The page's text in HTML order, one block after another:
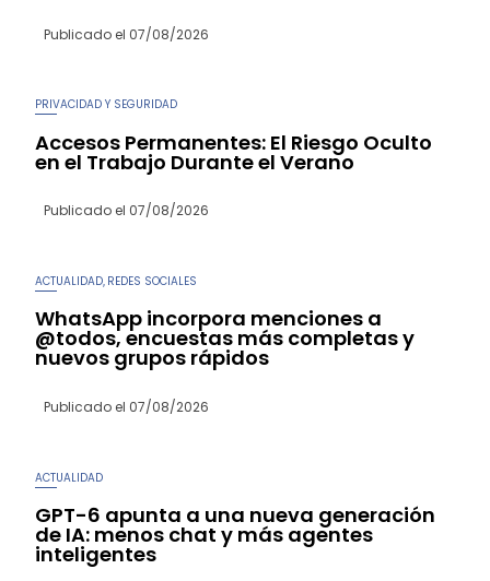
Publicado el 07/08/2026
PRIVACIDAD Y SEGURIDAD
Accesos Permanentes: El Riesgo Oculto
en el Trabajo Durante el Verano
Publicado el 07/08/2026
ACTUALIDAD REDES SOCIALES
WhatsApp incorpora menciones a
@todos, encuestas más completas y
nuevos grupos rápidos
Publicado el 07/08/2026
ACTUALIDAD
GPT-6 apunta a una nueva generación
de IA: menos chat y más agentes
inteligentes